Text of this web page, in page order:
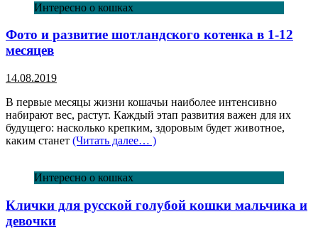
Интересно о кошках
Фото и развитие шотландского котенка в 1-12
месяцев
14.08.2019
В первые месяцы жизни кошачьи наиболее интенсивно
набирают вес, растут. Каждый этап развития важен для их
будущего: насколько крепким, здоровым будет животное,
каким станет (Читать далее… )
Интересно о кошках
Клички для русской голубой кошки мальчика и
девочки